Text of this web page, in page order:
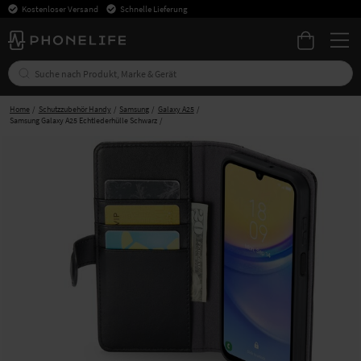
Kostenloser Versand Schnelle Lieferung
Home Schutzzubehör Handy Samsung
Galaxy A25
Samsung Galaxy A25 Echtlederhülle Schwarz